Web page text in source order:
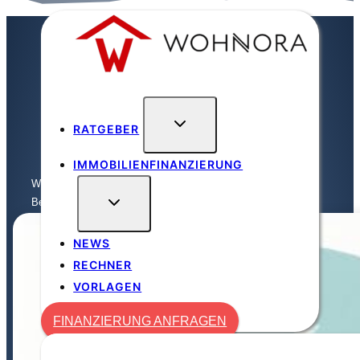
Zum
RATGEBER
IMMOBILIENFINANZIERUNG
NEWS
RECHNER
VORLAGEN
FINANZIERUNG ANFRAGEN
Wohnora
Beleihungswert – Erläuterung für Immobilienfinanzierung